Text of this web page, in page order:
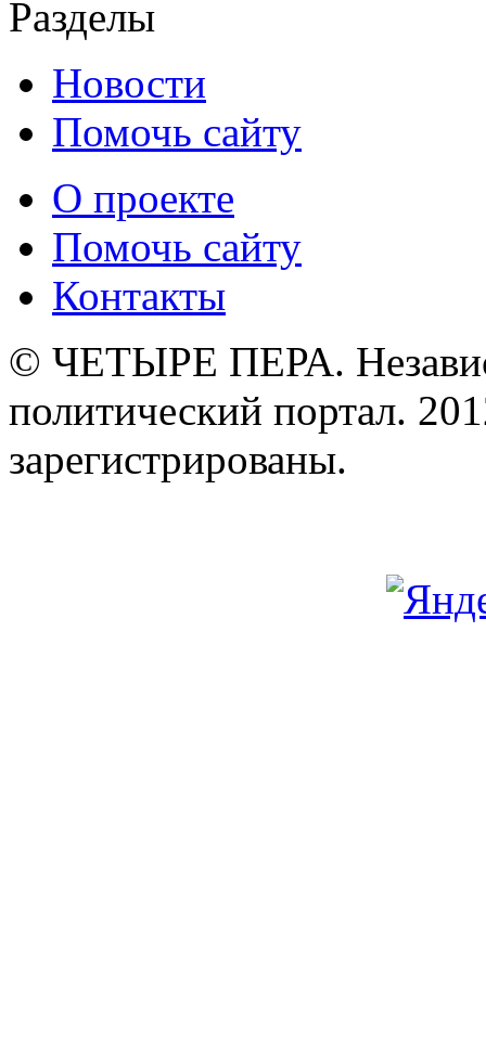
Разделы
Новости
Помочь сайту
О проекте
Помочь сайту
Контакты
© ЧЕТЫРЕ ПЕРА.
политический портал.
зарегистрированы.